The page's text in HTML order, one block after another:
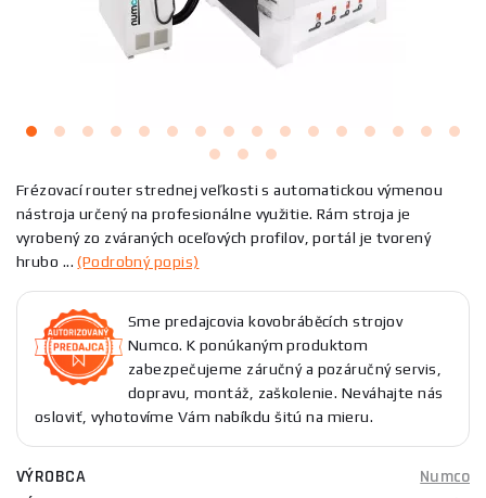
Frézovací router strednej veľkosti s automatickou výmenou
nástroja určený na profesionálne využitie. Rám stroja je
vyrobený zo zváraných oceľových profilov, portál je tvorený
hrubo ...(Podrobný popis)
Sme predajcovia kovobráběcích strojov
Numco. K ponúkaným produktom
zabezpečujeme záručný a pozáručný servis,
dopravu, montáž, zaškolenie. Neváhajte nás
osloviť, vyhotovíme Vám nabíkdu šitú na mieru.
VÝROBCA
Numco